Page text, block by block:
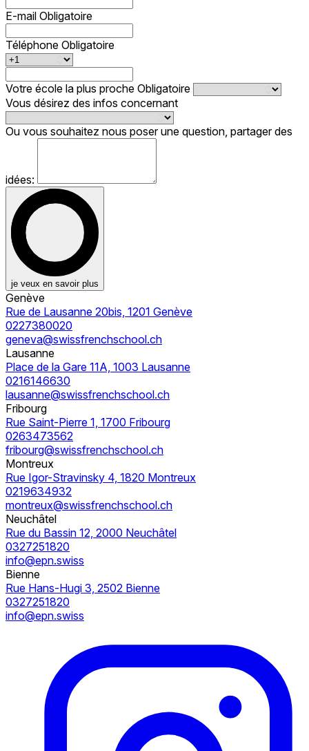
E-mail Obligatoire
Téléphone Obligatoire
Votre école la plus proche Obligatoire
Vous désirez des infos concernant
Ou vous souhaitez nous poser une question, partager des
idées:
je veux en savoir plus
Genève
Rue de Lausanne 20bis, 1201 Genève
0227380020
geneva@swissfrenchschool.ch
Lausanne
Place de la Gare 11A, 1003 Lausanne
0216146630
lausanne@swissfrenchschool.ch
Fribourg
Rue Saint-Pierre 1, 1700 Fribourg
0263473562
fribourg@swissfrenchschool.ch
Montreux
Rue Igor-Stravinsky 4, 1820 Montreux
0219634932
montreux@swissfrenchschool.ch
Neuchâtel
Rue du Bassin 12, 2000 Neuchâtel
0327251820
info@epn.swiss
Bienne
Rue Hans-Hugi 3, 2502 Bienne
0327251820
info@epn.swiss